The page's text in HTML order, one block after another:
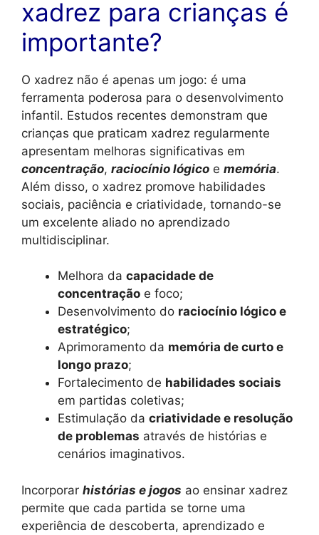
xadrez para crianças é
importante?
O xadrez não é apenas um jogo: é uma
ferramenta poderosa para o desenvolvimento
infantil. Estudos recentes demonstram que
crianças que praticam xadrez regularmente
apresentam melhoras significativas em
concentração, raciocínio lógico e memória.
Além disso, o xadrez promove habilidades
sociais, paciência e criatividade, tornando-se
um excelente aliado no aprendizado
multidisciplinar.
Melhora da capacidade de
concentração e foco;
Desenvolvimento do raciocínio lógico e
estratégico;
Aprimoramento da memória de curto e
longo prazo;
Fortalecimento de habilidades sociais
em partidas coletivas;
Estimulação da criatividade e resolução
de problemas através de histórias e
cenários imaginativos.
Incorporar histórias e jogos ao ensinar xadrez
permite que cada partida se torne uma
experiência de descoberta, aprendizado e